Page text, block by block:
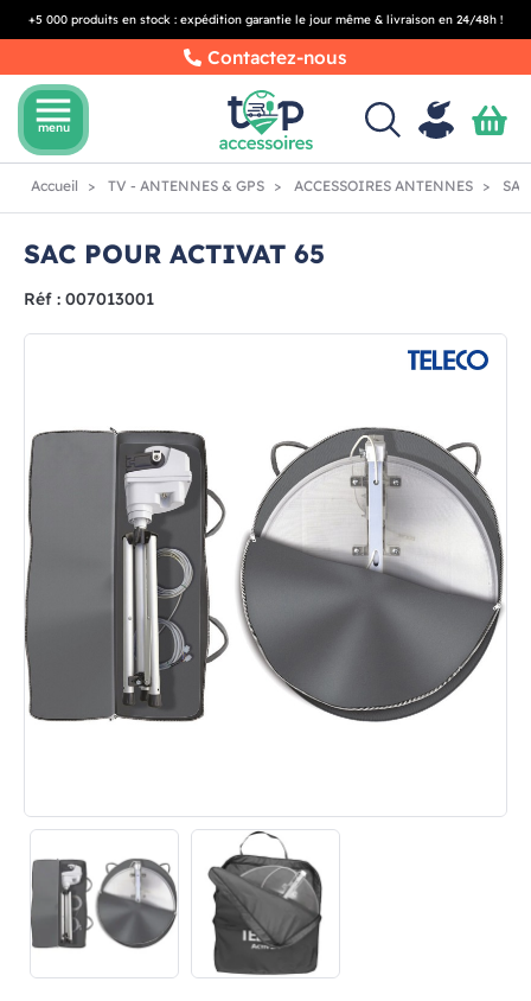
+5 000 produits en stock : expédition garantie le jour même & livraison en 24/48h !
Contactez-nous
menu
menu
Accueil TV - ANTENNES & GPS ACCESSOIRES ANTENNES
SAC POUR ACTIVAT 65
Réf : 007013001